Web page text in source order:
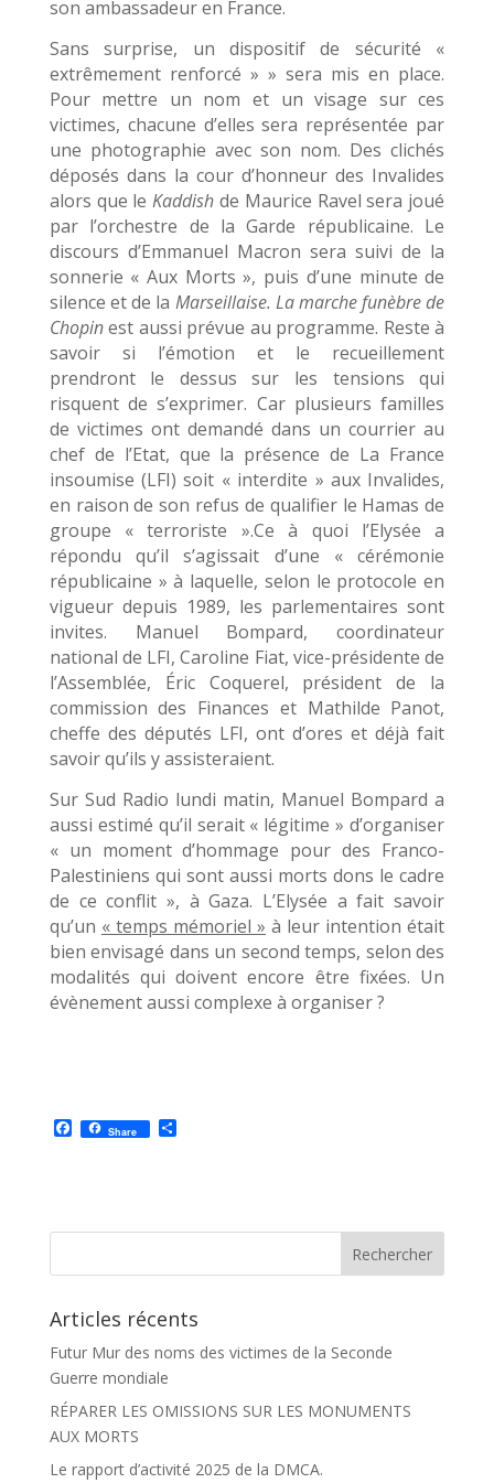
son ambassadeur en France.
Sans surprise, un dispositif de sécurité «
extrêmement renforcé » » sera mis en place.
Pour mettre un nom et un visage sur ces
victimes, chacune d’elles sera représentée par
une photographie avec son nom. Des clichés
déposés dans la cour d’honneur des Invalides
alors que leKaddishde Maurice Ravel sera joué
par l’orchestre de la Garde républicaine. Le
discours d’Emmanuel Macron sera suivi de la
sonnerie « Aux Morts », puis d’une minute de
silence et de la Marseillaise. La marche funèbre de
Chopinest aussi prévue au programme. Reste à
savoir si l’émotion et le recueillement
prendront le dessus sur les tensions qui
risquent de s’exprimer. Car plusieurs familles
de victimes ont demandé dans un courrier au
chef de l’Etat, que la présence de La France
insoumise (LFI) soit « interdite » aux Invalides,
en raison de son refus de qualifier le Hamas de
groupe « terroriste ».Ce à quoi l’Elysée a
répondu qu’il s’agissait d’une « cérémonie
républicaine » à laquelle, selon le protocole en
vigueur depuis 1989, les parlementaires sont
invites. Manuel Bompard, coordinateur
national de LFI, Caroline Fiat, vice-présidente de
l’Assemblée, Éric Coquerel, président de la
commission des Finances et Mathilde Panot,
cheffe des députés LFI, ont d’ores et déjà fait
savoir qu’ils y assisteraient.
Sur Sud Radio lundi matin, Manuel Bompard a
aussi estimé qu’il serait « légitime » d’organiser
« un moment d’hommage pour des Franco­
Palestiniens qui sont aussi morts dons le cadre
de ce conflit », à Gaza. L’Elysée a fait savoir
qu’un « temps mémoriel» à leur intention était
bien envisagé dans un second temps, selon des
modalités qui doivent encore être fixées. Un
évènement aussi complexe à organiser ?
F
a
o
Share P
e
Articles récents
Futur Mur des noms des victimes de la Seconde
Guerre mondiale
RÉPARER LES OMISSIONS SUR LES MONUMENTS
AUX MORTS
Le rapport d’activité 2025 de la DMCA.